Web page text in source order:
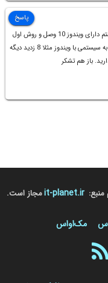
نکته: هارد تون رو به یک سیستم دارای ویندوز 10 وصل و روش اول
را انجام بدید. بعد اگر هارد رو به سیستمی با ویندوز مثلا 8 زدید دیگه
باز هم تشکر
پاسخ
منبع: it-planet.irمجاز است.
مک‌او‌اس